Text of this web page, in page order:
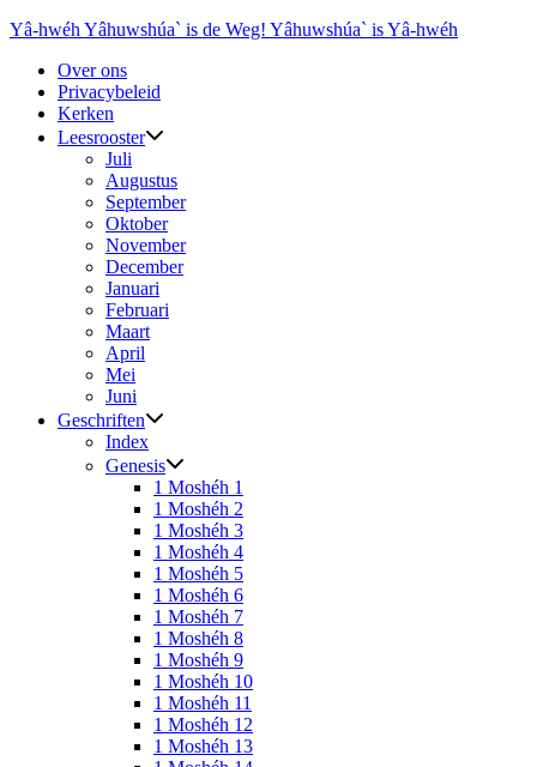
Ga
inhoud
Yâ-hwéh Yâhuwshúa` is de Weg! Yâhuwshúa` is Yâ-hwéh
Over ons
Privacybeleid
Kerken
Leesrooster
Juli
Augustus
September
Oktober
November
December
Januari
Februari
Maart
April
Mei
Juni
Geschriften
Index
Genesis
1 Moshéh 1
1 Moshéh 2
1 Moshéh 3
1 Moshéh 4
1 Moshéh 5
1 Moshéh 6
1 Moshéh 7
1 Moshéh 8
1 Moshéh 9
1 Moshéh 10
1 Moshéh 11
1 Moshéh 12
1 Moshéh 13